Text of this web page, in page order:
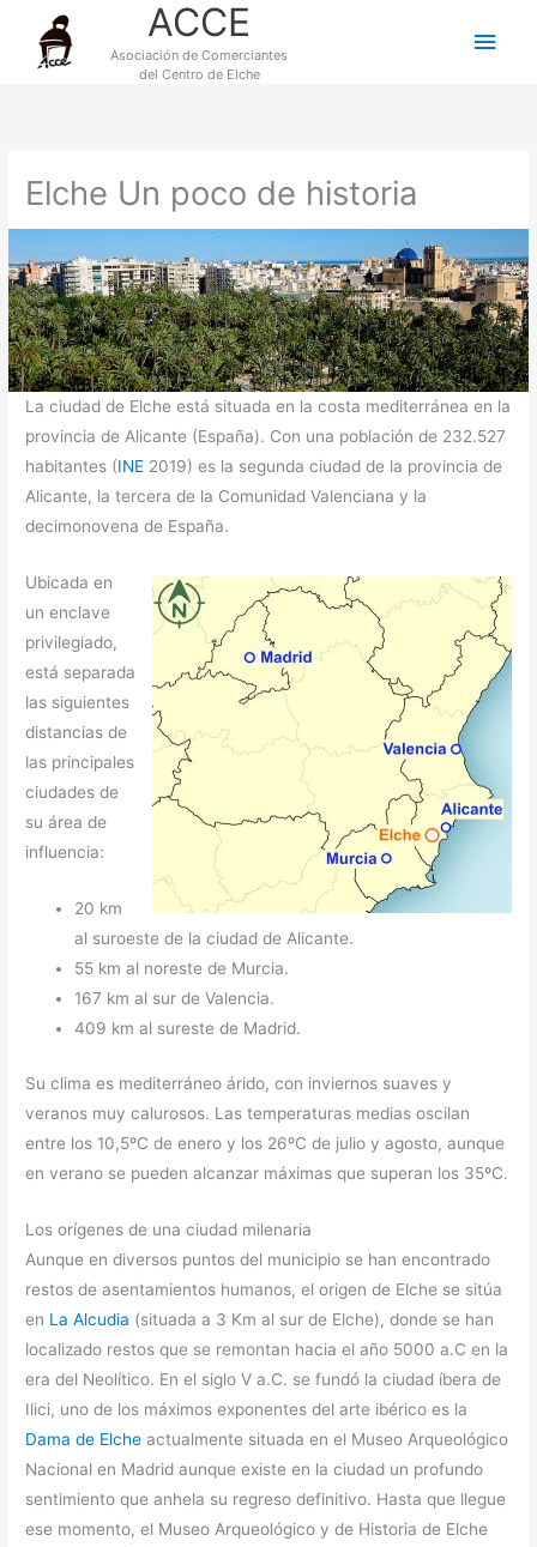
contenido
ACCE
Asociación de Comerciantes
del Centro de Elche
Elche Un poco de historia
La ciudad de Elche está situada en la costa mediterránea en la
provincia de Alicante (España). Con una población de 232.527
habitantes (INE 2019) es la segunda ciudad de la provincia de
Alicante, la tercera de la Comunidad Valenciana y la
decimonovena de España.
Ubicada en
un enclave
privilegiado,
está separada
las siguientes
distancias de
las principales
ciudades de
su área de
influencia:
20 km
al suroeste de la ciudad de Alicante.
55 km al noreste de Murcia.
167 km al sur de Valencia.
409 km al sureste de Madrid.
Su clima es mediterráneo árido, con inviernos suaves y
veranos muy calurosos. Las temperaturas medias oscilan
entre los 10,5ºC de enero y los 26ºC de julio y agosto, aunque
en verano se pueden alcanzar máximas que superan los 35ºC.
Los orígenes de una ciudad milenaria
Aunque en diversos puntos del municipio se han encontrado
restos de asentamientos humanos, el origen de Elche se sitúa
en La Alcudia (situada a 3 Km al sur de Elche), donde se han
localizado restos que se remontan hacia el año 5000 a.C en la
era del Neolítico. En el siglo V a.C. se fundó la ciudad íbera de
Ilici, uno de los máximos exponentes del arte ibérico es la
Dama de Elche actualmente situada en el Museo Arqueológico
Nacional en Madrid aunque existe en la ciudad un profundo
sentimiento que anhela su regreso definitivo. Hasta que llegue
ese momento, el Museo Arqueológico y de Historia de Elche